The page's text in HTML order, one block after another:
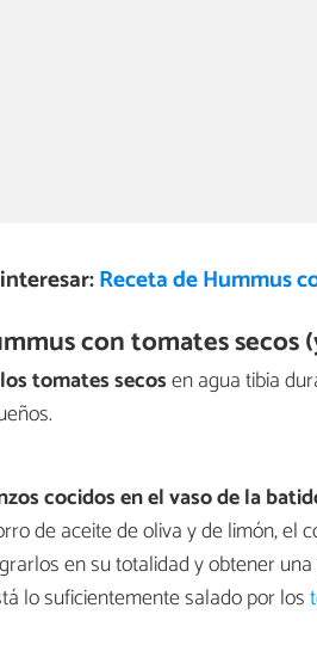
Receta de Hummus
con tomates secos
tomates secosen agua tibia
cocidos en el vaso de la
de aceite de oliva y de limón, el
en su totalidad y obtener
lo suficientemente salado por los